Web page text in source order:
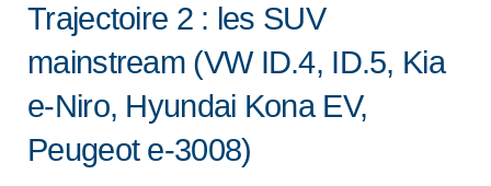
Trajectoire 2 : les SUV
mainstream (VW ID.4, ID.5, Kia
e-Niro, Hyundai Kona EV,
Peugeot e-3008)